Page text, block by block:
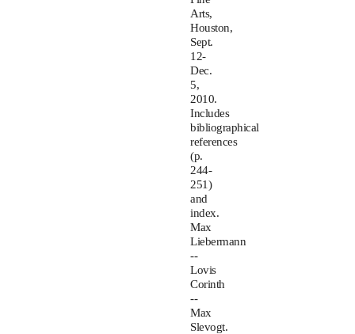
Arts,
Houston,
Sept.
12-
Dec.
5,
2010.
Includes
bibliographical
references
(p.
244-
251)
and
index.
Max
Liebermann
--
Lovis
Corinth
--
Max
Slevogt.